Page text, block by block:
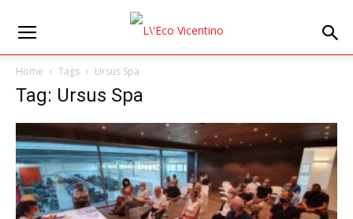
Home Tags Ursus Spa
Tag: Ursus Spa